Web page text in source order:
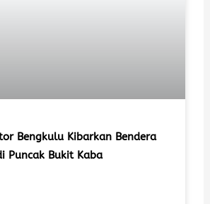
Bengkulu Kibarkan Bendera
Puncak Bukit Kaba